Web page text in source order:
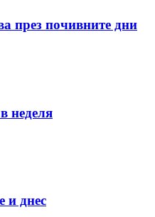
през почивните дни
неделя
и днес